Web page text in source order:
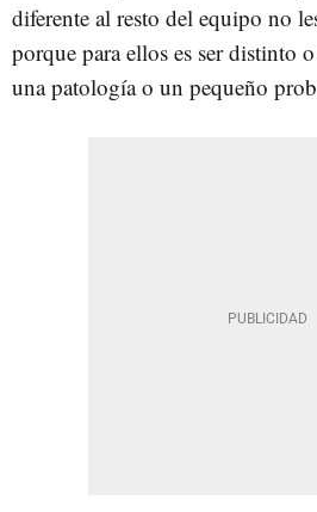
diferente al resto del equipo no
porque para ellos es ser distinto
una patología o un pequeño